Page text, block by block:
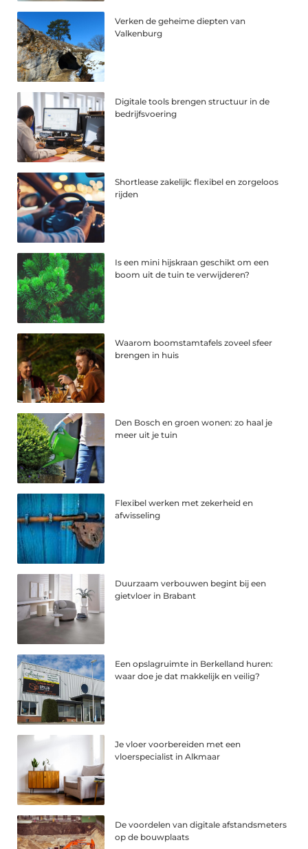
Verken de geheime diepten van
Valkenburg
Digitale tools brengen structuur in de
bedrijfsvoering
Shortlease zakelijk: flexibel en zorgeloos
rijden
Is een mini hijskraan geschikt om een
boom uit de tuin te verwijderen?
Waarom boomstamtafels zoveel sfeer
brengen in huis
Den Bosch en groen wonen: zo haal je
meer uit je tuin
Flexibel werken met zekerheid en
afwisseling
Duurzaam verbouwen begint bij een
gietvloer in Brabant
Een opslagruimte in Berkelland huren:
waar doe je dat makkelijk en veilig?
Je vloer voorbereiden met een
vloerspecialist in Alkmaar
De voordelen van digitale afstandsmeters
op de bouwplaats